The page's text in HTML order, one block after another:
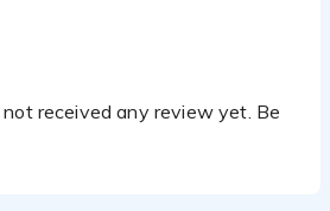
received any review yet. Be